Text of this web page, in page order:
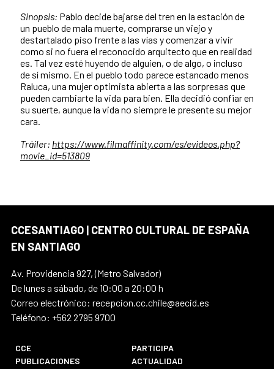
Sinopsis: Pablo decide bajarse del tren en la estación de
un pueblo de mala muerte, comprarse un viejo y
destartalado piso frente a las vías y comenzar a vivir
como si no fuera el reconocido arquitecto que en realidad
es. Tal vez esté huyendo de alguien, o de algo, o incluso
de sí mismo. En el pueblo todo parece estancado menos
Raluca, una mujer optimista abierta a las sorpresas que
pueden cambiarte la vida para bien. Ella decidió confiar en
su suerte, aunque la vida no siempre le presente su mejor
cara.
Tráiler: https://www.filmaffinity.com/es/evideos.php?
movie_id=513809
CCESANTIAGO | CENTRO CULTURAL DE ESPAÑA
EN SANTIAGO
Av. Providencia 927, (Metro Salvador)
De lunes a sábado, de 10:00 a 20:00 h
Correo electrónico: recepcion.cc.chile@aecid.es
Teléfono: +562 2795 9700
CCE
PARTICIPA
PUBLICACIONES
ACTUALIDAD